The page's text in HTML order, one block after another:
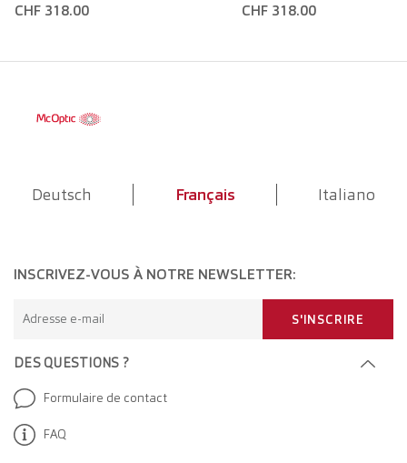
CHF 318.00
CHF 318.00
Deutsch Français Italiano
DES QUESTIONS ?
Formulaire de contact
FAQ
INSCRIVEZ-VOUS À NOTRE NEWSLETTER:
Adresse e-mail S'INSCRIRE